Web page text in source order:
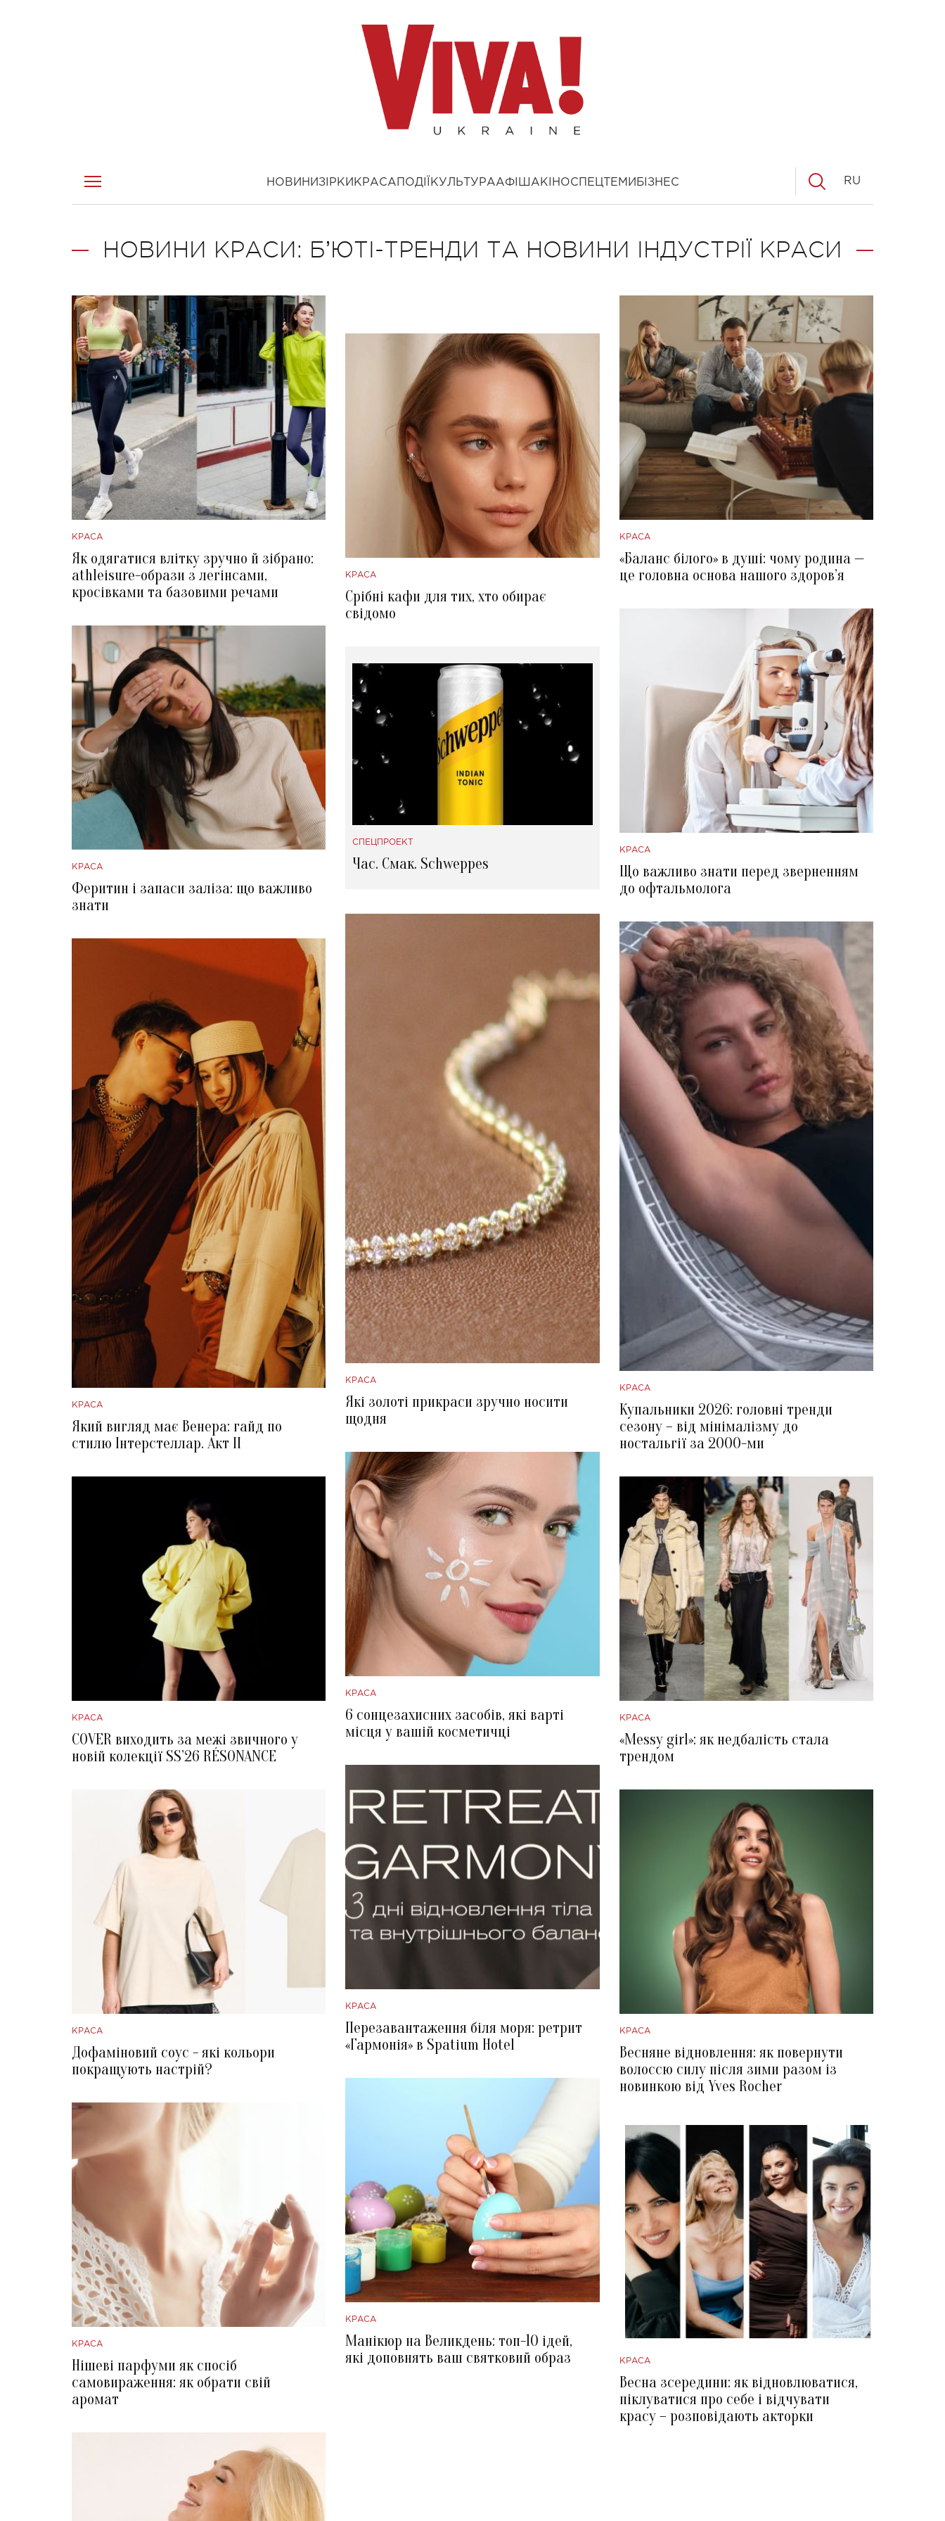
НОВИНИ ЗІРКИ КРАСА ПОДІЇ КУЛЬТУРААФІША КІНОСПЕЦТЕМИ БІЗНЕС RU
НОВИНИ КРАСИ: БʼЮТІ-ТРЕНДИ ТА НОВИНИ ІНДУСТРІЇ КРАСИ
КРАСА
Як одягатися влітку зручно й зібрано:
athleisure-образи з легінсами,
кросівками та базовими речами
КРАСА
Феритин і запаси заліза: що важливо
знати
КРАСА
Який вигляд має Венера: гайд по
стилю Інтерстеллар. Акт II
КРАСА
COVER виходить за межі звичного у
новій колекції SS’26 RÉSONANCE
КРАСА
Дофаміновий соус - які кольори
покращують настрій?
КРАСА
Нішеві парфуми як спосіб
самовираження: як обрати свій
аромат
КРАСА
Срібні кафи для тих, хто обирає
свідомо
СПЕЦПРОЕКТ
Час. Смак. Schweppes
КРАСА
Які золоті прикраси зручно носити
щодня
КРАСА
6 сонцезахисних засобів, які варті
місця у вашій косметичці
КРАСА
Перезавантаження біля моря: ретрит
«Гармонія» в Spatium Hotel
КРАСА
Манікюр на Великдень: топ-10 ідей,
які доповнять ваш святковий образ
КРАСА
«Баланс білого» в душі: чому родина —
це головна основа нашого здоров’я
КРАСА
Що важливо знати перед зверненням
до офтальмолога
КРАСА
Купальники 2026: головні тренди
сезону – від мінімалізму до
ностальгії за 2000-ми
КРАСА
«Messy girl»: як недбалість стала
трендом
КРАСА
Весняне відновлення: як повернути
волоссю силу після зими разом із
новинкою від Yves Rocher
КРАСА
Весна зсередини: як відновлюватися,
піклуватися про себе і відчувати
красу – розповідають акторки